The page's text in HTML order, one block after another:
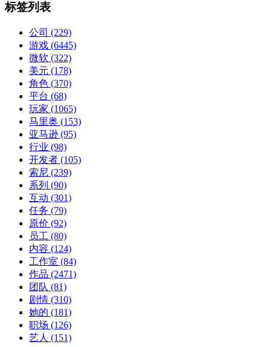
标签列表
公司 (229)
游戏 (6445)
微软 (322)
美元 (178)
角色 (370)
平台 (68)
玩家 (1065)
马里奥 (153)
亚马逊 (95)
行业 (98)
开发者 (105)
索尼 (239)
系列 (90)
互动 (301)
任务 (79)
原价 (92)
员工 (80)
内容 (124)
工作室 (84)
作品 (2471)
团队 (81)
剧情 (310)
她的 (181)
职场 (126)
艺人 (151)